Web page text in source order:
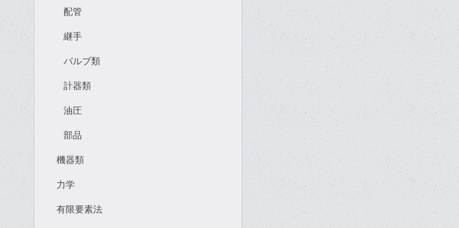
配管
継手
バルブ類
計器類
油圧
部品
機器類
力学
有限要素法